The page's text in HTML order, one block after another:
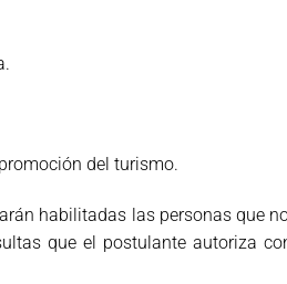
del turismo.
habilitadas las personas que
que el postulante autoriza